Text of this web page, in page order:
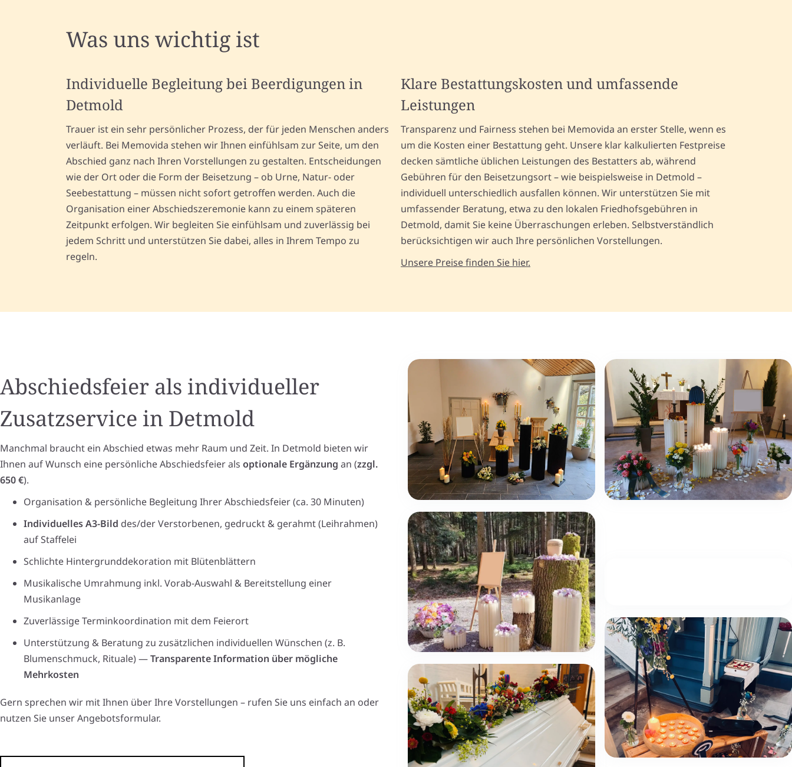
Was uns wichtig ist
Individuelle Begleitung bei Beerdigungen in
Detmold
Trauer ist ein sehr persönlicher Prozess, der für jeden Menschen anders
verläuft. Bei Memovida stehen wir Ihnen einfühlsam zur Seite, um den
Abschied ganz nach Ihren Vorstellungen zu gestalten. Entscheidungen
wie der Ort oder die Form der Beisetzung – ob Urne, Natur- oder
Seebestattung – müssen nicht sofort getroffen werden. Auch die
Organisation einer Abschiedszeremonie kann zu einem späteren
Zeitpunkt erfolgen. Wir begleiten Sie einfühlsam und zuverlässig bei
jedem Schritt und unterstützen Sie dabei, alles in Ihrem Tempo zu
regeln.
Klare Bestattungskosten und umfassende
Leistungen
Transparenz und Fairness stehen bei Memovida an erster Stelle, wenn es
um die Kosten einer Bestattung geht. Unsere klar kalkulierten Festpreise
decken sämtliche üblichen Leistungen des Bestatters ab, während
Gebühren für den Beisetzungsort – wie beispielsweise in Detmold –
individuell unterschiedlich ausfallen können. Wir unterstützen Sie mit
umfassender Beratung, etwa zu den lokalen Friedhofsgebühren in
Detmold, damit Sie keine Überraschungen erleben. Selbstverständlich
berücksichtigen wir auch Ihre persönlichen Vorstellungen.
Unsere Preise finden Sie hier.
Abschiedsfeier als individueller
Zusatzservice in Detmold
Manchmal braucht ein Abschied etwas mehr Raum und Zeit. In Detmold bieten wir
Ihnen auf Wunsch eine persönliche Abschiedsfeier als optionale Ergänzung an (zzgl.
650 €).
Organisation & persönliche Begleitung Ihrer Abschiedsfeier (ca. 30 Minuten)
Individuelles A3-Bild des/der Verstorbenen, gedruckt & gerahmt (Leihrahmen)
auf Staffelei
Schlichte Hintergrunddekoration mit Blütenblättern
Musikalische Umrahmung inkl. Vorab-Auswahl & Bereitstellung einer
Musikanlage
Zuverlässige Terminkoordination mit dem Feierort
Unterstützung & Beratung zu zusätzlichen individuellen Wünschen (z. B.
Blumenschmuck, Rituale) —Transparente Information über mögliche
Mehrkosten
Gern sprechen wir mit Ihnen über Ihre Vorstellungen – rufen Sie uns einfach an oder
nutzen Sie unser Angebotsformular.